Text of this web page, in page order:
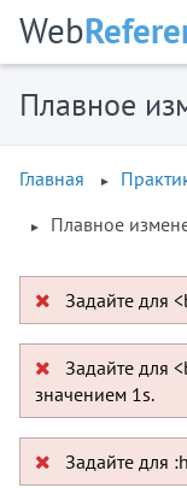
Web
Плавное
Главная
Плавное
Задайте для
Задайте для
значением 1s.
Задайте для